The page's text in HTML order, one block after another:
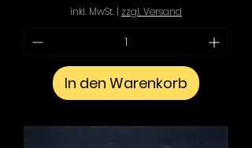
inkl. MwSt. | zzgl. Versand
In den Warenkorb